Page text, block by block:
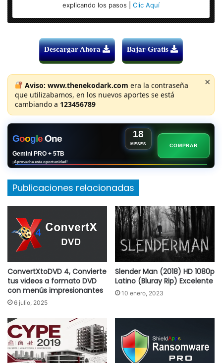
explicando los pasos | Clic Aquí
Descargar Ahora Bajar Gratis
Aviso: www.thenekodark.com era la contraseña
que utilizabamos, en los nuevos aportes se está
cambiando a 123456789
×
GoogeOne 18
MESES
Gemini PRO + 5TB
¡Aprovecha esta oportunidad!
COMPRAR
Publicaciones relacionadas
ConvertXtoDVD 4, Convierte
tus videos a formato DVD
con menús impresionantes
6 julio, 2025
Slender Man (2018) HD 1080p
Latino (Bluray Rip) Excelente
10 enero, 2023